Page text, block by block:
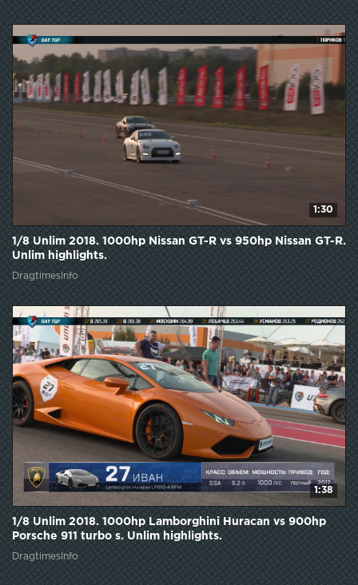
1:30
1/8 Unlim 2018. 1000hp Nissan GT-R vs 950hp Nissan GT-R.
Unlim highlights.
DragtimesInfo
1:38
1/8 Unlim 2018. 1000hp Lamborghini Huracan vs 900hp
Porsche 911 turbo s. Unlim highlights.
DragtimesInfo